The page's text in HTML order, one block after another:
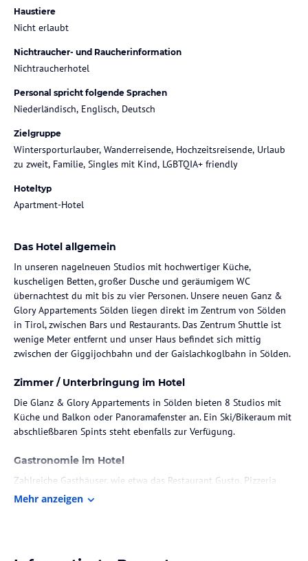
Haustiere
Nicht erlaubt
Nichtraucher- und Raucherinformation
Nichtraucherhotel
Personal spricht folgende Sprachen
Niederländisch, Englisch, Deutsch
Zielgruppe
Wintersporturlauber, Wanderreisende, Hochzeitsreisende, Urlaub
zu zweit, Familie, Singles mit Kind, LGBTQIA+ friendly
Hoteltyp
Apartment-Hotel
Das Hotel allgemein
In unseren nagelneuen Studios mit hochwertiger Küche,
kuscheligen Betten, großer Dusche und geräumigem WC
übernachtest du mit bis zu vier Personen. Unsere neuen Ganz &
Glory Appartements Sölden liegen direkt im Zentrum von Sölden
in Tirol, zwischen Bars und Restaurants. Das Zentrum Shuttle ist
wenige Meter entfernt und unser Haus befindet sich mittig
zwischen der Giggijochbahn und der Gaislachkoglbahn in Sölden.
Zimmer / Unterbringung im Hotel
Die Glanz & Glory Appartements in Sölden bieten 8 Studios mit
Küche und Balkon oder Panoramafenster an. Ein Ski/Bikeraum mit
abschließbaren Spints steht ebenfalls zur Verfügung.
Gastronomie im Hotel
Zahlreiche Gasthäuser, wie etwa das Restaurant Gusto, Pizzeria
Corso, die Werkstatt, die Burgerbar JaTi oder das Restaurant
Mehr anzeigen